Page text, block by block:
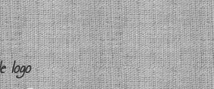
logo